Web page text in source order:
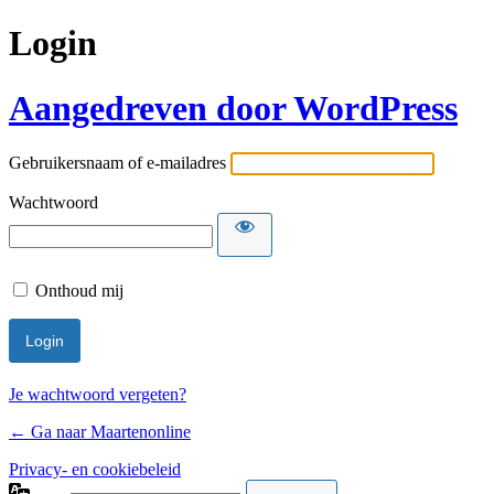
Login
Aangedreven door WordPress
Gebruikersnaam of e-mailadres
Wachtwoord
Onthoud mij
Je wachtwoord vergeten?
← Ga naar Maartenonline
Privacy- en cookiebeleid